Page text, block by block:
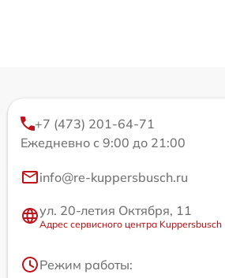
+7 (473) 201-64-71
Ежедневно с 9:00 до 21:00
info@re-kuppersbusch.ru
ул. 20-летия Октября, 11
Адрес сервисного центра Kuppersbusch
Режим работы: